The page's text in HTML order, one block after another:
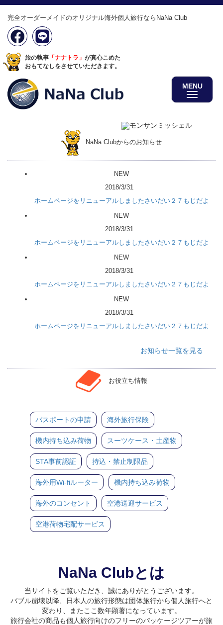
完全オーダーメイドのオリジナル海外個人旅行ならNaNa Club
旅の執事 「ナナトラ」 が真心こめた
おもてなしをさせていただきます。
MENU
NaNa Clubからのお知らせ
NEW
2018/3/31
ホームページをリニューアルしましたさいだい２７もじだよ
NEW
2018/3/31
ホームページをリニューアルしましたさいだい２７もじだよ
NEW
2018/3/31
ホームページをリニューアルしましたさいだい２７もじだよ
NEW
2018/3/31
ホームページをリニューアルしましたさいだい２７もじだよ
お知らせ一覧を見る
お役立ち情報
パスポートの申請 海外旅行保険
機内持ち込み荷物 スーツケース・土産物
STA事前認証 持込・禁止制限品
海外用Wi-fiルーター 機内持ち込み荷物
海外のコンセント 空港送迎サービス
空港荷物宅配サービス
NaNa Clubとは
当サイトをご覧いただき、誠にありがとうございます。
バブル崩壊以降、日本人の旅行形態は団体旅行から個人旅行へと
変わり、またここ数年顕著になっています。
旅行会社の商品も個人旅行向けのフリーのパッケージツアーが旅